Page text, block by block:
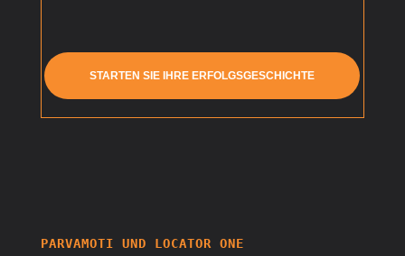
STARTEN SIE IHRE ERFOLGSGESCHICHTE
PARVAMOTI UND LOCATOR ONE